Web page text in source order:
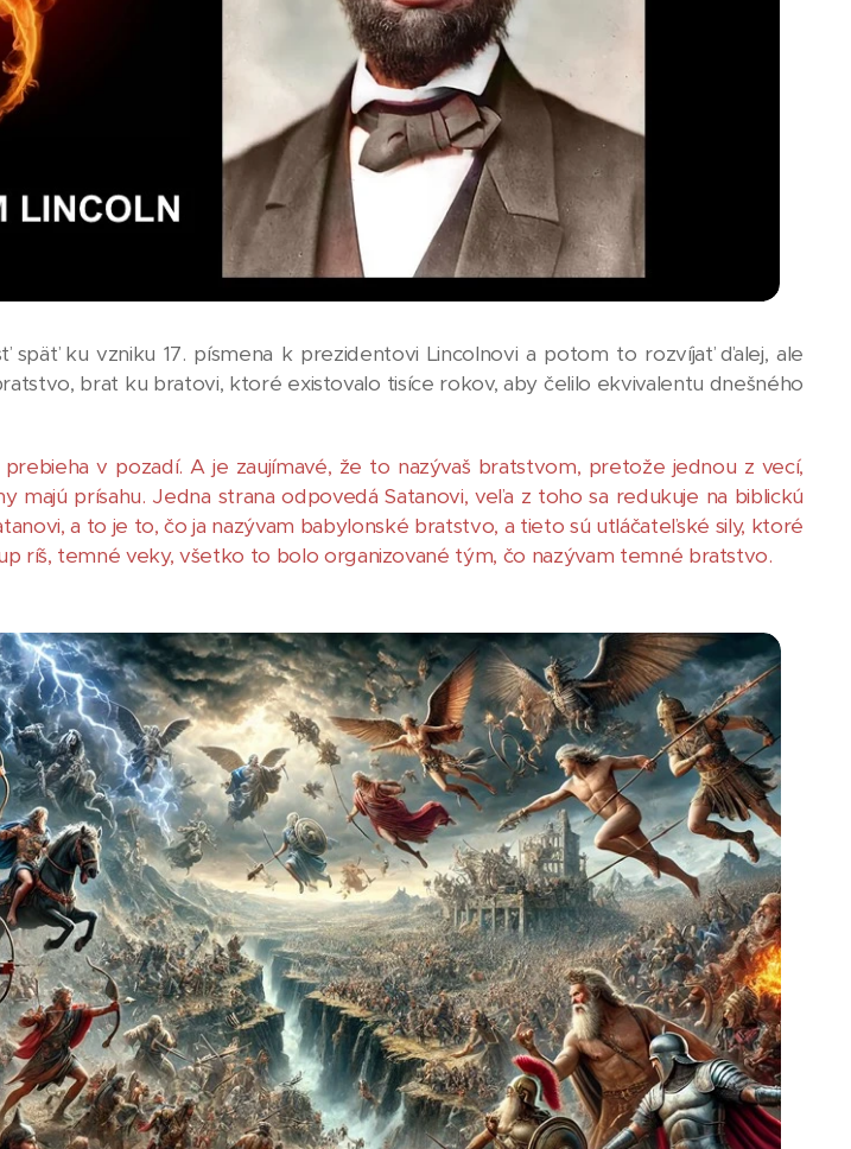
späť ku vzniku 17. písmena k prezidentovi Lincolnovi a potom to rozvíjať ďalej, ale
brat ku bratovi, ktoré existovalo tisíce rokov, aby čelilo ekvivalentu dnešného
v pozadí. A je zaujímavé, že to nazývaš bratstvom, pretože jednou z vecí,
majú prísahu. Jedna strana odpovedá Satanovi, veľa z toho sa redukuje na biblickú
a to je to, čo ja nazývam babylonské bratstvo, a tieto sú utláčateľské sily, ktoré
ríš, temné veky, všetko to bolo organizované tým, čo nazývam temné bratstvo.